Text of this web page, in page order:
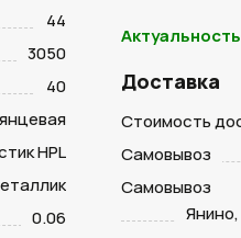
44
3050
40
HPL
0.06
Актуальность
Доставка
Стоимость
Самовывоз
Самовывоз